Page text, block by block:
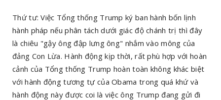
Thứ tư: Việc Tổng thống Trump ký ban hành bốn lịnh
hành pháp nếu phân tách dưới giác độ chánh trị thì đây
là chiêu "gậy ông đập lưng ông" nhắm vào mông của
đảng Con Lừa. Hành động kịp thời, rất phù hợp với hoàn
cảnh của Tổng thống Trump hoàn toàn không khác biệt
với hành động tương tự của Obama trong quá khứ và
hành động này được coi là việc ông Trump đang gửi đi